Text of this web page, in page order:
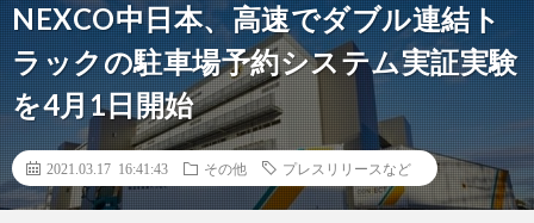
NEXCO中日本、高速でダブル連結ト
ラックの駐車場予約システム実証実験
を4月1日開始
2021.03.17 16:41:43 その他 プレスリリースなど